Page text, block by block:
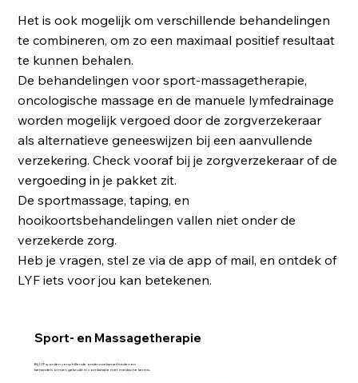
Het is ook mogelijk om verschillende behandelingen
te combineren, om zo een maximaal positief resultaat
te kunnen behalen.
De behandelingen voor sport-massagetherapie,
oncologische massage en de manuele lymfedrainage
worden mogelijk vergoed door de zorgverzekeraar
als alternatieve geneeswijzen bij een aanvullende
verzekering. Check vooraf bij je zorgverzekeraar of de
vergoeding in je pakket zit.
De sportmassage, taping, en
hooikoortsbehandelingen vallen niet onder de
verzekerde zorg.
Heb je vragen, stel ze via de app of mail, en ontdek of
LYF iets voor jou kan betekenen.
Sport- en Massagetherapie
Bij LYF worden verschillende onderzoeksmethoden en
behandelvormen gebruikt in combinatie met medische kennis.